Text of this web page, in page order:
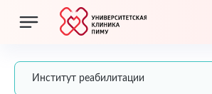
Институт реабилитации